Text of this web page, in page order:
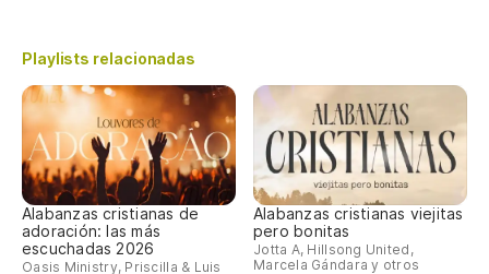
Playlists relacionadas
Alabanzas cristianas de
adoración: las más
escuchadas 2026
Oasis Ministry, Priscilla & Luis
Alabanzas cristianas viejitas
pero bonitas
Jotta A, Hillsong United,
Marcela Gándara y otros